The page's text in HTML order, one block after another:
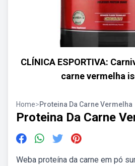
CLÍNICA ESPORTIVA:
carne vermelha
Home>Proteina Da Carne Vermelha
Proteina Da Carne
Weba proteína da carne em pó